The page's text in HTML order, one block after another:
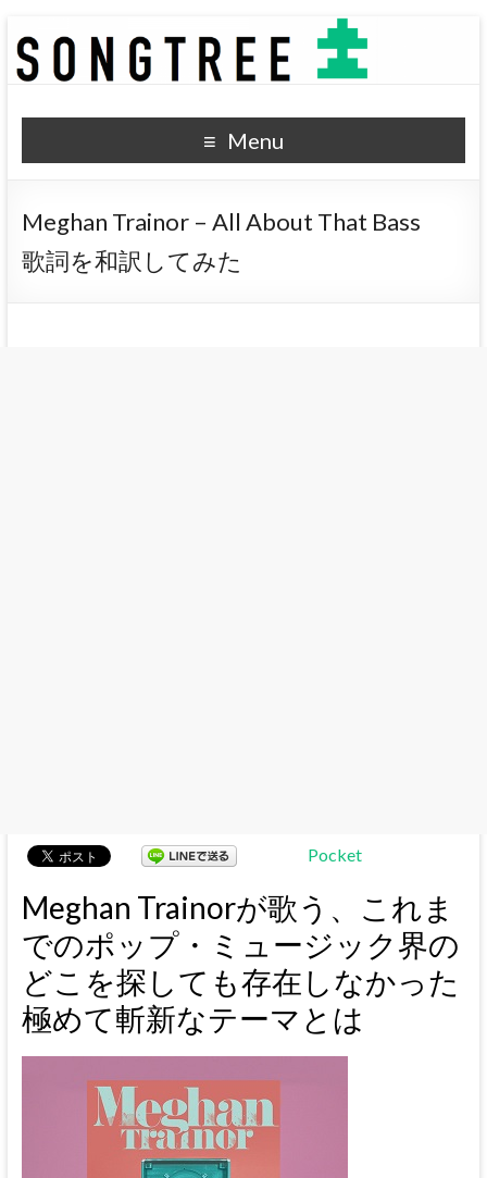
SONGTREE
洋楽歌詞の和訳なら
Menu
Meghan Trainor – All About That Bass
歌詞を和訳してみた
Pocket
Meghan Trainorが歌う、これま
でのポップ・ミュージック界の
どこを探しても存在しなかった
極めて斬新なテーマとは